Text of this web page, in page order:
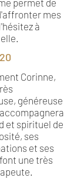
permet de
mes
à
Corinne,
généreuse
et spirituel de
ses
et ses
une très